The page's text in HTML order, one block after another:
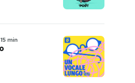
15 min